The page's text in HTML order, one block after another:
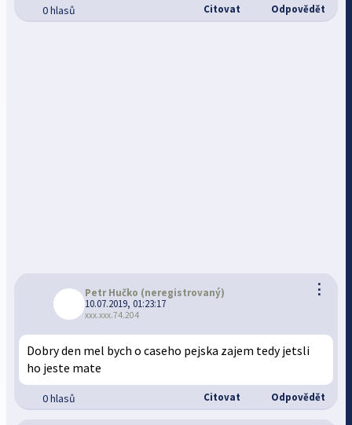
0 hlasů Citovat Odpovědět
⋮
Petr Hučko (neregistrovaný)
10.07.2019, 01:23:17
xxx.xxx.74.204
Dobry den mel bych o caseho pejska zajem tedy jetsli
ho jeste mate
0 hlasů Citovat Odpovědět